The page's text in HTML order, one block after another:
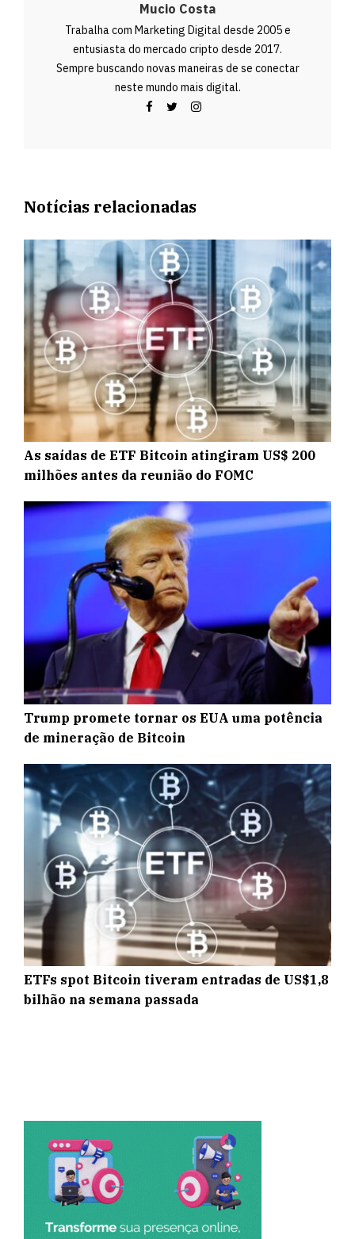
Mucio Costa
Trabalha com Marketing Digital desde 2005 e
entusiasta do mercado cripto desde 2017.
Sempre buscando novas maneiras de se conectar
neste mundo mais digital.
Notícias relacionadas
As saídas de ETF Bitcoin atingiram US$ 200
milhões antes da reunião do FOMC
Trump promete tornar os EUA uma potência
de mineração de Bitcoin
ETFs spot Bitcoin tiveram entradas de US$1,8
bilhão na semana passada